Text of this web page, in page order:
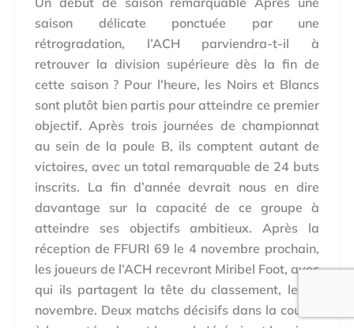
saison délicate ponctuée par une
rétrogradation, l’ACH parviendra-t-il à
retrouver la division supérieure dès la fin de
cette saison ? Pour l’heure, les Noirs et Blancs
sont plutôt bien partis pour atteindre ce premier
objectif. Après trois journées de championnat
au sein de la poule B, ils comptent autant de
victoires, avec un total remarquable de 24 buts
inscrits. La fin d’année devrait nous en dire
davantage sur la capacité de ce groupe à
atteindre ses objectifs ambitieux. Après la
réception de FFURI 69 le 4 novembre prochain,
les joueurs de l’ACH recevront Miribel Foot, avec
qui ils partagent la tête du classement, le 18
novembre. Deux matchs décisifs dans la course